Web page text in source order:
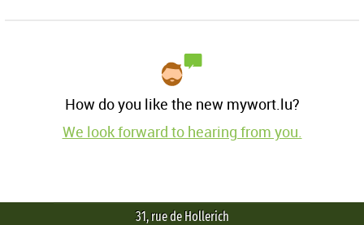
How do you like the new mywort.lu?
We look forward to hearing from you.
31, rue de Hollerich